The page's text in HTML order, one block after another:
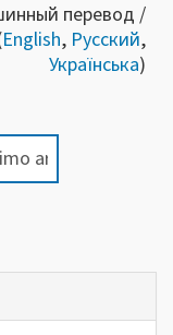
перевод /
English, Русский,
Українська)